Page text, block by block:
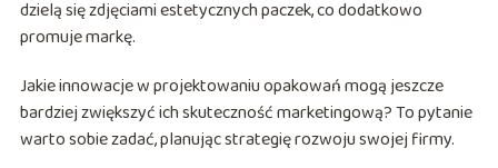
dzielą się zdjęciami estetycznych paczek, co dodatkowo
promuje markę.
Jakie innowacje w projektowaniu opakowań mogą jeszcze
bardziej zwiększyć ich skuteczność marketingową? To pytanie
warto sobie zadać, planując strategię rozwoju swojej firmy.